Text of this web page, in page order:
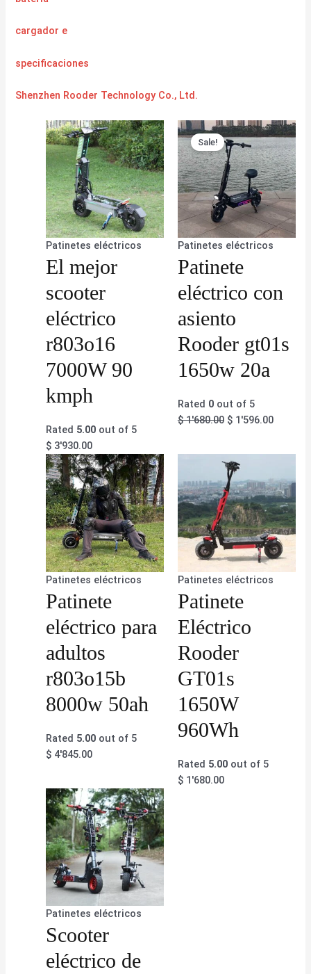
cargador e
specificaciones
Shenzhen Rooder Technology Co., Ltd.
Patinetes eléctricos
El mejor
scooter
eléctrico
r803o16
7000W 90
kmph
Rated 5.00 out of 5
$ 3'930.00
Sale!
Patinetes eléctricos
Patinete
eléctrico con
asiento
Rooder gt01s
1650w 20a
Rated 0out of 5
$1'680.00 $1'596.00
Patinetes eléctricos
Patinete
eléctrico para
adultos
r803o15b
8000w 50ah
Rated 5.00 out of 5
$ 4'845.00
Patinetes eléctricos
Patinete
Eléctrico
Rooder
GT01s
1650W
960Wh
Rated 5.00out of 5
$1'680.00
Patinetes eléctricos
Scooter
eléctrico de